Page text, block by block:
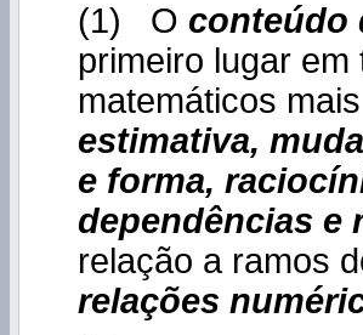
(1) O conteúdo
primeiro lugar
matemáticos
estimativa,
e forma,
dependências e
relação a ramos
relações